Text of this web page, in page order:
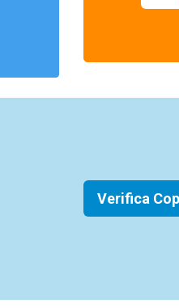
Verifica